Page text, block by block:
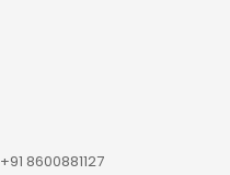
+91 8600881127